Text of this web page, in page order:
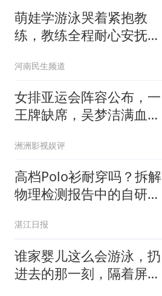
萌娃学游泳哭着紧抱教
练，教练全程耐心安抚超
了
河南民生频道
女排亚运会阵容公布，一
王牌缺席，吴梦洁满血复
洲洲影视娱评
高档Polo衫耐穿吗？拆解
物理检测报告中的自研面
湛江日报
谁家婴儿这么会游泳，扔
进去的那一刻，隔着屏幕